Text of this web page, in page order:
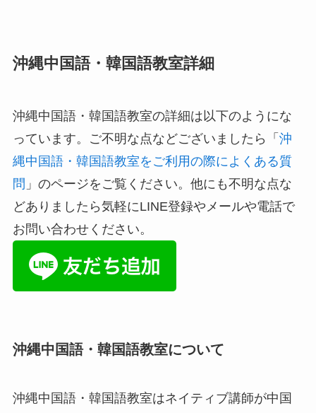
沖縄中国語・韓国語教室詳細
沖縄中国語・韓国語教室の詳細は以下のようにな
っています。ご不明な点などございましたら「 沖
縄中国語・韓国語教室をご利用の際によくある質
問 」のページをご覧ください。他にも不明な点な
どありましたら気軽にLINE登録やメールや電話で
お問い合わせください。
沖縄中国語・韓国語教室について
沖縄中国語・韓国語教室はネイティブ講師が中国